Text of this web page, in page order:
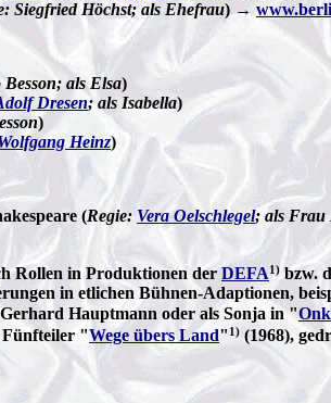
Siegfried Höchst; als Ehefrau) →
als Elsa)
Dresen; als Isabella)
)
Heinz)
(Regie: Vera Oelschlegel; als Frau
Rollen in Produktionen der DEFA1) bzw.
in etlichen Bühnen-Adaptionen,
Hauptmann oder als Sonja in "
Fünfteiler "Wege übers Land" 1) (1968),